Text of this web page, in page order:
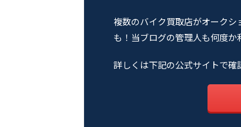
複数のバイク買取店がオーク
も！当ブログの管理人も何度か
詳しくは下記の公式サイトで